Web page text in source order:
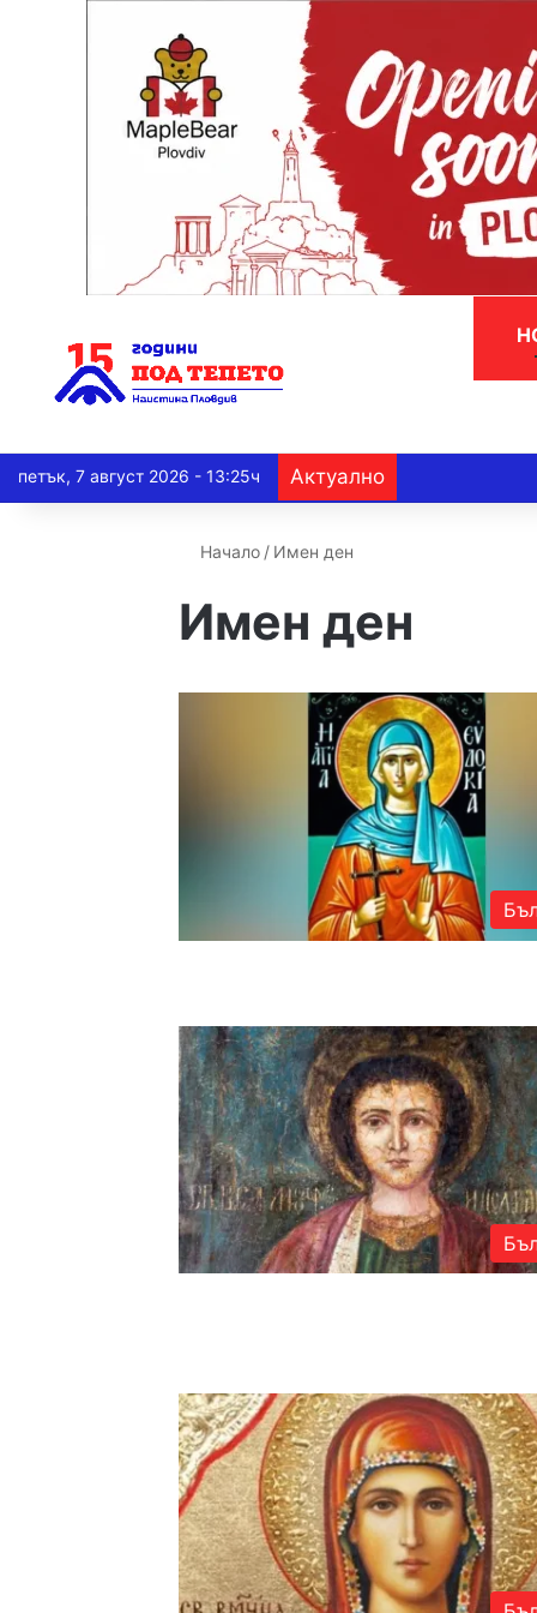
петък, 7 август 2026 - 13:25ч Актуално
Начало / Имен ден
Имен ден